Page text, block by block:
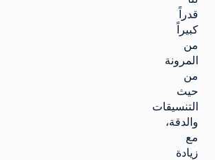
قدراً
كبيراً
من
المرونة
من
حيث
التنسيقات
والدقة،
مع
زيادة